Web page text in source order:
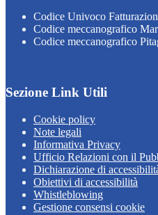
Codice Univoco
Codice meccanografico
Codice meccanografico
Sezione Link Utili
Cookie policy
Note legali
Informativa Privacy
Ufficio Relazioni con il
Dichiarazione di
Obiettivi di accessibilità
Whistleblowing
Gestione consensi cookie